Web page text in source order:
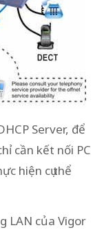
Server, để
cần kết nối PC
hiện cụ thể
LAN của Vigor